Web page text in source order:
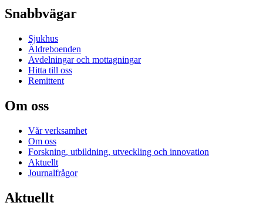
Snabbvägar
Sjukhus
Äldreboenden
Avdelningar och mottagningar
Hitta till oss
Remittent
Om oss
Vår verksamhet
Om oss
Forskning, utbildning, utveckling och innovation
Aktuellt
Journalfrågor
Aktuellt